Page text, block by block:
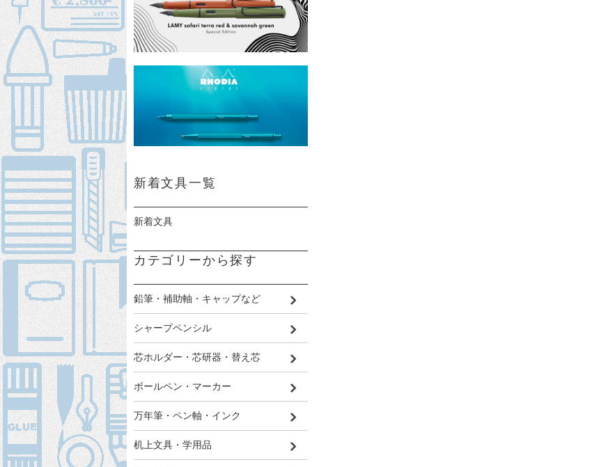
新着文具一覧
新着文具
カテゴリーから探す
鉛筆・補助軸・キャップなど
シャープペンシル
芯ホルダー・芯研器・替え芯
ボールペン・マーカー
万年筆・ペン軸・インク
机上文具・学用品